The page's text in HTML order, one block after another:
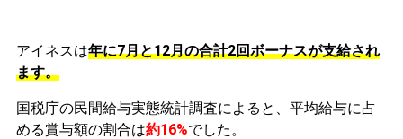
アイネスは年に7月と12月の合計2回ボーナスが支給され
ます。
国税庁の民間給与実態統計調査によると、平均給与に占
める賞与額の割合は約16%でした。